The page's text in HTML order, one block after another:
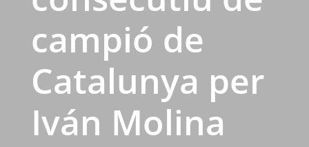
campió de
Catalunya per
Iván Molina